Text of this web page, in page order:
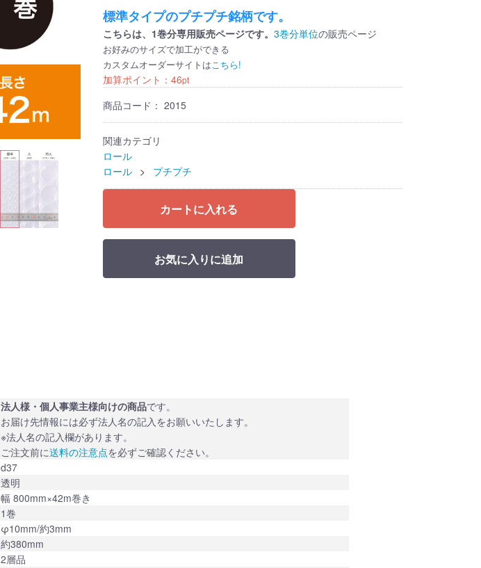
標準タイプのプチプチ銘柄です。
こちらは、1巻分専用販売ページです。 3巻分単位の販売ページ
お好みのサイズで加工ができる
カスタムオーダーサイトはこちら!
加算ポイント： 46pt
商品コード： 2015
関連カテゴリ
ロール
ロール
プチプチ
カートに入れる
お気に入りに追加
法人様・個人事業主様向けの商品です。
お届け先情報には必ず法人名の記入をお願いいたします。
※法人名の記入欄があります。
ご注文前に送料の注意点を必ずご確認ください。
d37
透明
幅 800mm×42m巻き
1巻
φ10mm/約3mm
約380mm
2層品